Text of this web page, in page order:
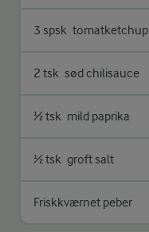
3 spsk tomatketchup
2 tsk sød chilisauce
½ tsk mild paprika
½ tsk groft salt
Friskkværnet peber